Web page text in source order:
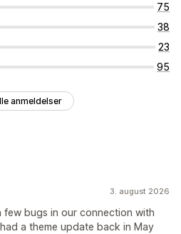
75
38
23
95
anmeldelser
3. august 2026
few bugs in our connection with
a theme update back in May